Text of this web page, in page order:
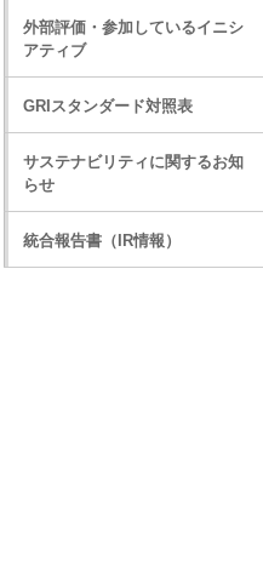
外部評価・参加しているイニシ
アティブ
GRIスタンダード対照表
サステナビリティに関するお知
らせ
統合報告書（IR情報）